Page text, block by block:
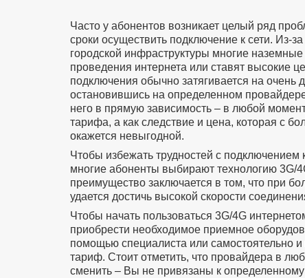
Часто у абонентов возникает целый ряд
сроки осуществить подключение к сети. Из-
городской инфраструктуры многие
проведения интернета или ставят высокие
подключения обычно затягивается на очень
остановившись на определенном
него в прямую зависимость – в любой
тарифа, а как следствие и цена, которая с
окажется невыгодной.
Чтобы избежать трудностей с подключением
многие абоненты выбирают технологию 3G/
преимущество заключается в том, что при
удается достичь высокой скорости
Чтобы начать пользоваться 3G/4G
приобрести необходимое приемное
помощью специалиста или самостоятельно
тариф. Стоит отметить, что провайдера в
сменить – Вы не привязаны к